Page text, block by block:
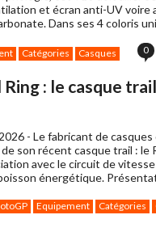
et écran anti-UV voire
Dans ses 4 coloris
Catégories Casques 0
: le casque
- Le fabricant de
son récent casque trail : le
avec le circuit de
énergétique.
Equipement Catégories